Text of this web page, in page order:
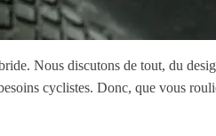
Nous discutons de tout, du
cyclistes. Donc, que vous